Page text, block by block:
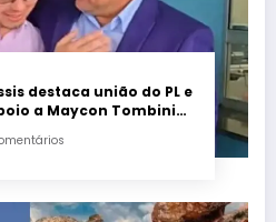
destaca união do PL e
a Maycon Tombini